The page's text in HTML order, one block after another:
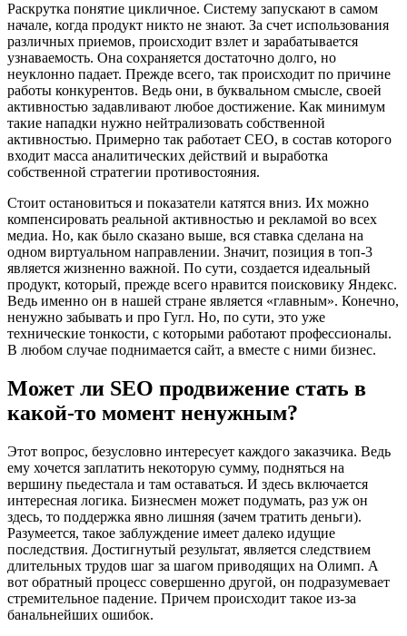
Раскрутка понятие цикличное. Систему запускают в самом
начале, когда продукт никто не знают. За счет использования
различных приемов, происходит взлет и зарабатывается
узнаваемость. Она сохраняется достаточно долго, но
неуклонно падает. Прежде всего, так происходит по причине
работы конкурентов. Ведь они, в буквальном смысле, своей
активностью задавливают любое достижение. Как минимум
такие нападки нужно нейтрализовать собственной
активностью. Примерно так работает СЕО, в состав которого
входит масса аналитических действий и выработка
собственной стратегии противостояния.
Стоит остановиться и показатели катятся вниз. Их можно
компенсировать реальной активностью и рекламой во всех
медиа. Но, как было сказано выше, вся ставка сделана на
одном виртуальном направлении. Значит, позиция в топ-3
является жизненно важной. По сути, создается идеальный
продукт, который, прежде всего нравится поисковику Яндекс.
Ведь именно он в нашей стране является «главным». Конечно,
ненужно забывать и про Гугл. Но, по сути, это уже
технические тонкости, с которыми работают профессионалы.
В любом случае поднимается сайт, а вместе с ними бизнес.
Может ли SEO продвижение стать в
какой-то момент ненужным?
Этот вопрос, безусловно интересует каждого заказчика. Ведь
ему хочется заплатить некоторую сумму, подняться на
вершину пьедестала и там оставаться. И здесь включается
интересная логика. Бизнесмен может подумать, раз уж он
здесь, то поддержка явно лишняя (зачем тратить деньги).
Разумеется, такое заблуждение имеет далеко идущие
последствия. Достигнутый результат, является следствием
длительных трудов шаг за шагом приводящих на Олимп. А
вот обратный процесс совершенно другой, он подразумевает
стремительное падение. Причем происходит такое из-за
банальнейших ошибок.